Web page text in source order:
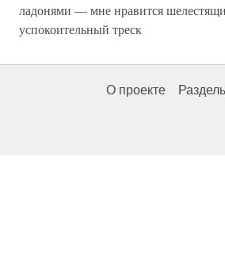
ладонями — мне нравится
успокоительный треск
О проекте